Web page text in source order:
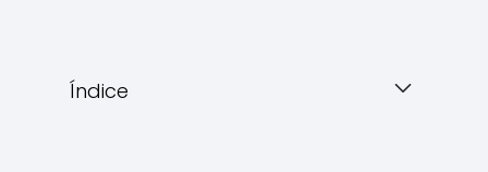
Índice